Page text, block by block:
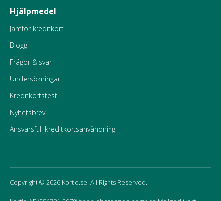
Hjälpmedel
Jämför kreditkort
Blogg
Frågor & svar
Undersökningar
Kreditkortstest
Nyhetsbrev
Ansvarsfull kreditkortsanvändning
Copyright © 2026 Kortio.se. All Rights Reserved.